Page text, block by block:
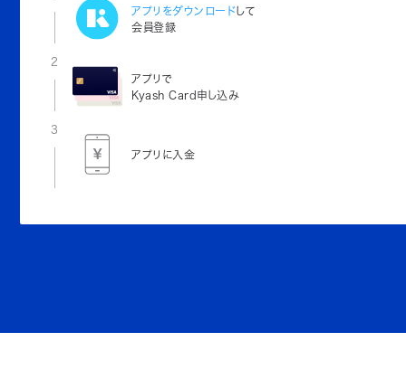
アプリをダウンロードして
会員登録
2
アプリで
Kyash Card申し込み
3
アプリに入金